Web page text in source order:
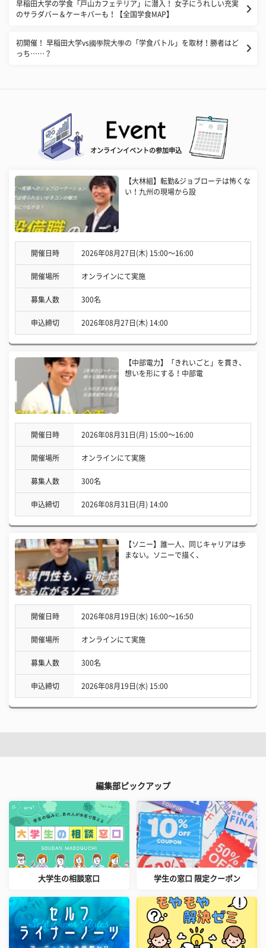
早稲田大学の学食「戸山カフェテリア」に潜入！ 女子にうれしい充実
のサラダバー＆ケーキバーも！【全国学食MAP】
初開催！ 早稲田大学vs國學院大學の「学食バトル」を取材！勝者はど
っち……？
オンラインイベントの参加申込
【大林組】転勤&ジョブローテは怖くな
い！九州の現場から設
開催日時 2026年08月27日(木) 15:00〜16:00
開催場所 オンラインにて実施
募集人数 300名
申込締切 2026年08月27日(木) 14:00
【中部電力】「きれいごと」を貫き、
想いを形にする！中部電
開催日時 2026年08月31日(月) 15:00〜16:00
開催場所 オンラインにて実施
募集人数 300名
申込締切 2026年08月31日(月) 14:00
【ソニー】誰一人、同じキャリアは歩
まない。ソニーで描く、
開催日時 2026年08月19日(水) 16:00〜16:50
開催場所 オンラインにて実施
募集人数 300名
申込締切 2026年08月19日(水) 15:00
編集部ピックアップ
大学生の相談窓口 学生の窓口 限定クーポン